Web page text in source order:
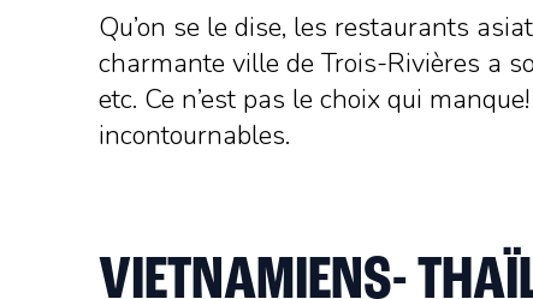
Qu’on se le dise, les restaurants
charmante ville de Trois-Rivières a
etc. Ce n’est pas le choix qui
incontournables.
VIETNAMIENS-